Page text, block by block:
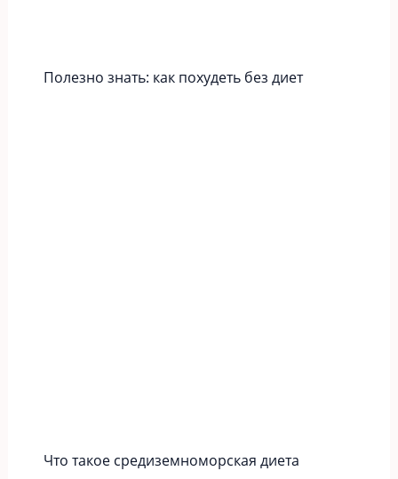
Полезно знать: как похудеть без диет
Что такое средиземноморская диета